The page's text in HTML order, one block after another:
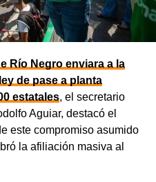
Carlos Banacloy; el
el ministro de
el director ejecutivo de la
y Ejecución del
Martín Camiña.
Río Negro enviara a la
de pase a planta
estatales, el secretario
Aguiar, destacó el
este compromiso asumido
la afiliación masiva al